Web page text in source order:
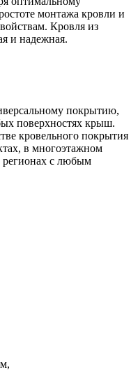
монтажа кровли и
Кровля из
и надежная.
покрытию,
поверхностях крыш.
кровельного покрытия
в многоэтажном
регионах с любым